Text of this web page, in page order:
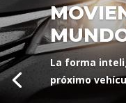
La forma
próximo